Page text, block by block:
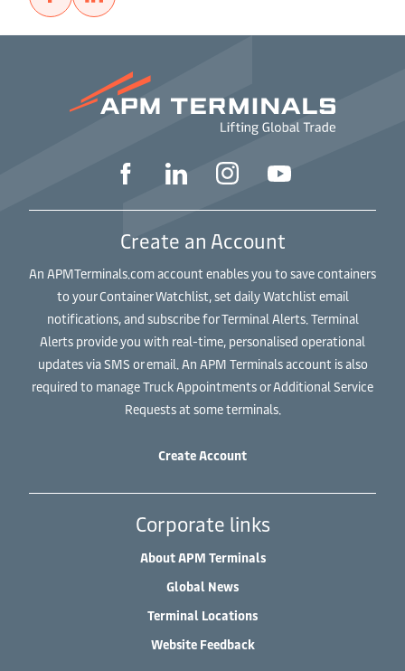
Create an Account
An APMTerminals.com account enables you to save containers
to your Container Watchlist, set daily Watchlist email
notifications, and subscribe for Terminal Alerts. Terminal
Alerts provide you with real-time, personalised operational
updates via SMS or email. An APM Terminals account is also
required to manage Truck Appointments or Additional Service
Requests at some terminals.
Create Account
Corporate links
About APM Terminals
Global News
Terminal Locations
Website Feedback